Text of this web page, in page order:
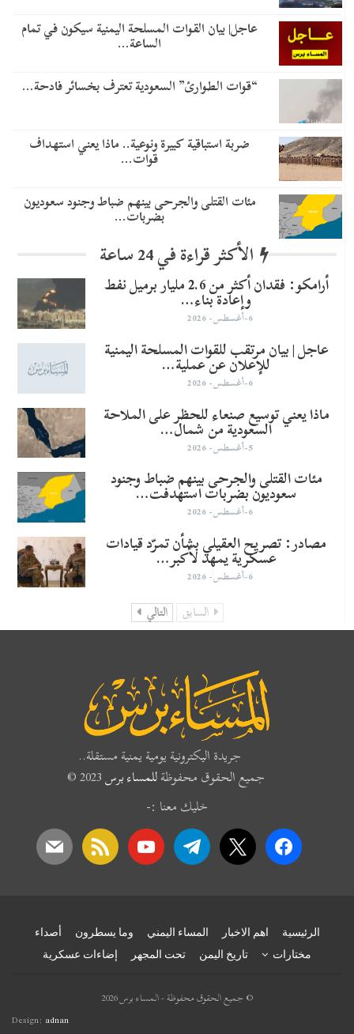
عاجل| بيان القوات المسلحة اليمنية سيكون في تمام
الساعة…
“قوات الطوارئ” السعودية تعترف بخسائر فادحة…
ضربة استباقية كبيرة ونوعية.. ماذا يعني استهداف
قوات…
مئات القتلى والجرحى بينهم ضباط وجنود سعوديون
بضربات…
الأكثر قراءة في 24 ساعة
أرامكو: فقدان أكثر من 2.6 مليار برميل نفط
وإعادة بناء…
6-أغسطس- 2026
عاجل | بيان مرتقب للقوات المسلحة اليمنية
للإعلان عن عملية…
6-أغسطس- 2026
ماذا يعني توسيع صنعاء للحظر على الملاحة
السعودية من شمال…
5-أغسطس- 2026
مئات القتلى والجرحى بينهم ضباط وجنود
سعوديون بضربات استهدفت…
6-أغسطس- 2026
مصادر: تصريح العقيلي بشأن تمرّد قيادات
عسكرية يمهد لأكبر…
6-أغسطس- 2026
السابق التالي
جريدة اليكترونية يومية يمنية مستقلة..
جميع الحقوق محفوظةللمساء برس
خليك معنا :-
facebook
x
telegram
youtube
rss
mail
الرئيسية اهم الاخبار المساء اليمني وما يسطرون
أصداء
مختارات
تاريخ اليمن تحت المجهر إضاءات عسكرية
© جميع الحقوق محفوظة - المساء برس 2026
Design: adnan